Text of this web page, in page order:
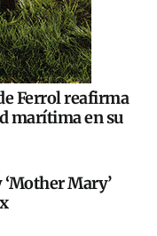
Ferrol reafirma
marítima en su
‘Mother Mary’